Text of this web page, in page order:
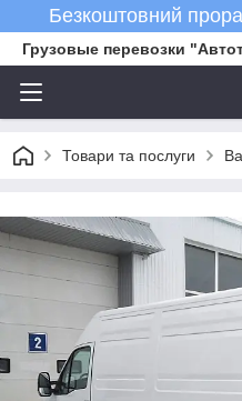
Безкоштовний
Грузовые перевозки
Товари та послуги